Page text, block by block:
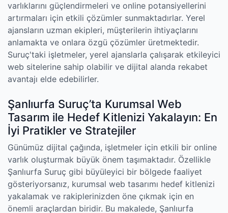
varlıklarını güçlendirmeleri ve online potansiyellerini
artırmaları için etkili çözümler sunmaktadırlar. Yerel
ajansların uzman ekipleri, müşterilerin ihtiyaçlarını
anlamakta ve onlara özgü çözümler üretmektedir.
Suruç'taki işletmeler, yerel ajanslarla çalışarak etkileyici
web sitelerine sahip olabilir ve dijital alanda rekabet
avantajı elde edebilirler.
Şanlıurfa Suruç’ta Kurumsal Web
Tasarım ile Hedef Kitlenizi Yakalayın: En
İyi Pratikler ve Stratejiler
Günümüz dijital çağında, işletmeler için etkili bir online
varlık oluşturmak büyük önem taşımaktadır. Özellikle
Şanlıurfa Suruç gibi büyüleyici bir bölgede faaliyet
gösteriyorsanız, kurumsal web tasarımı hedef kitlenizi
yakalamak ve rakiplerinizden öne çıkmak için en
önemli araçlardan biridir. Bu makalede, Şanlıurfa